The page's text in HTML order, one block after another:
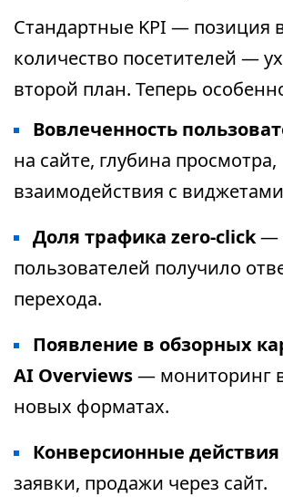
Стандартные KPI — позиция
количество посетителей —
второй план. Теперь
Вовлеченность
на сайте, глубина просмотра,
взаимодействия с
Доля трафика zero-click—
пользователей получило
перехода.
Появление в обзорных
AI Overviews— мониторинг
новых форматах.
Конверсионные действия
заявки, продажи через сайт.